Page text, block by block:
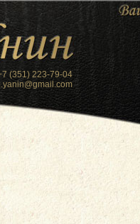
(351) 223-79-04